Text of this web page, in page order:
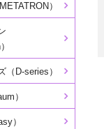
）
（D-series）
）
）